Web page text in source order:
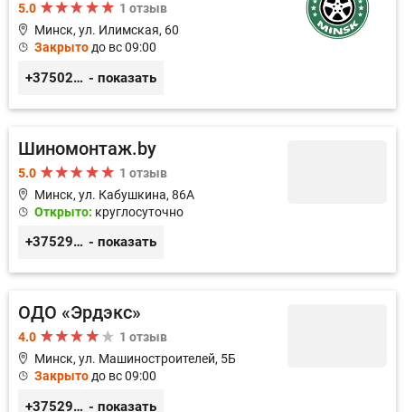
5.0
1 отзыв
Минск, ул. Илимская, 60
Закрыто до вс 09:00
+3750296213989 - показать
Шиномонтаж.by
5.0
1 отзыв
Минск, ул. Кабушкина, 86А
Открыто: круглосуточно
+375296911036 - показать
ОДО «Эрдэкс»
4.0
1 отзыв
Минск, ул. Машиностроителей, 5Б
Закрыто до вс 09:00
+375297715022 - показать